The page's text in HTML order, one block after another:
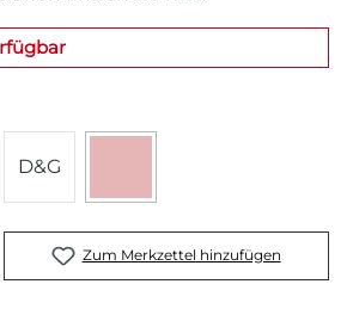
zurzeit nicht verfügbar.)
Option ist zurzeit nicht verfügbar.)
D&G
Zum Merkzettel hinzufügen